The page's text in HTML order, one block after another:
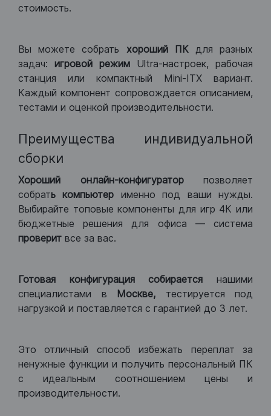
стоимость.
Вы можете собрать хороший ПКдля разных
задач: игровой режим Ultra-настроек, рабочая
станция или компактный Mini-ITX вариант.
Каждый компонент сопровождается описанием,
тестами и оценкой производительности.
Преимущества индивидуальной
сборки
Хороший онлайн-конфигураторпозволяет
собрать компьютер именно под ваши нужды.
Выбирайте топовые компоненты для игр 4К или
бюджетные решения для офиса — система
проверит все за вас.
Готовая конфигурация собираетсянашими
специалистами в Москве, тестируется под
нагрузкой и поставляется с гарантией до 3 лет.
Это отличный способ избежать переплат за
ненужные функции и получить персональный ПК
с идеальным соотношением цены и
производительности.